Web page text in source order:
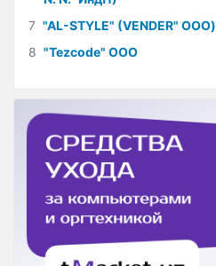
7 "AL-STYLE" (VENDER" ООО)
8 "Tezcode" ООО